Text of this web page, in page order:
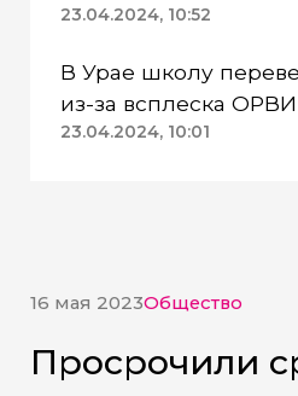
23.04.2024, 10:52
В Урае школу
из-за всплеска
23.04.2024, 10:01
16 мая 2023Общество
Просрочили